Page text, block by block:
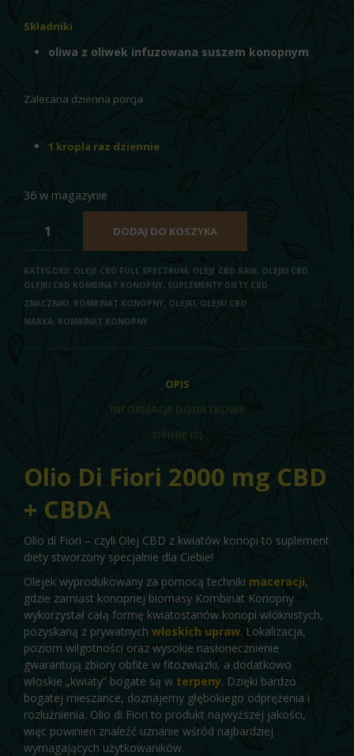
Składniki
oliwa z oliwek infuzowana suszem konopnym
Zalecana dzienna porcja
1 kropla raz dziennie
36 w magazynie
DODAJ DO KOSZYKA
KATEGORII: OLEJE CBD FULL SPECTRUM, OLEJE CBD RAW, OLEJKI CBD,
OLEJKI CBD KOMBINAT KONOPNY, SUPLEMENTY DIETY CBD
ZNACZNIKI: KOMBINAT KONOPNY, OLEJKI, OLEJKI CBD
MARKA: KOMBINAT KONOPNY
OPIS
INFORMACJE DODATKOWE
OPINIE (0)
Olio Di Fiori 2000 mg CBD
+ CBDA
Olio di Fiori – czyli Olej CBD z kwiatów konopi to suplement
diety stworzony specjalnie dla Ciebie!
Olejek wyprodukowany za pomocą techniki maceracji,
gdzie zamiast konopnej biomasy Kombinat Konopny
wykorzystał całą formę kwiatostanów konopi włóknistych,
pozyskaną z prywatnych włoskich upraw. Lokalizacja,
poziom wilgotności oraz wysokie nasłonecznienie
gwarantują zbiory obfite w fitozwiązki, a dodatkowo
włoskie „kwiaty” bogate są w terpeny. Dzięki bardzo
bogatej mieszance, doznajemy głębokiego odprężenia i
rozluźnienia. Olio di Fiori to produkt najwyższej jakości,
więc powinien znaleźć uznanie wśród najbardziej
wymagających użytkowaników.